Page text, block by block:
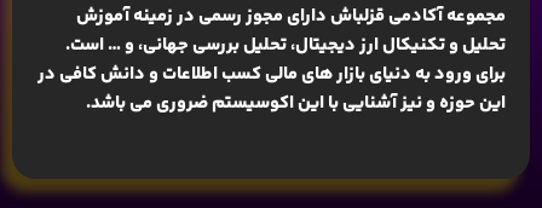
مجموعه آکادمی قزلباش دارای مجوز رسمی در زمینهآموزش
تحلیل و تکنیکال ارز دیجیتال، تحلیل بررسی جهانی، و … است.
برای ورود به دنیای بازار های مالی کسب اطلاعات و دانش کافی در
این حوزه و نیز آشنایی با این اکوسیستم ضروری می باشد.